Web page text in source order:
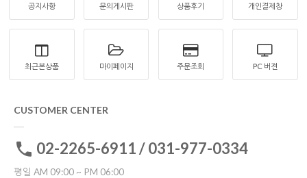
공지사항 문의게시판 상품후기 개인결제창
최근본상품 마이페이지 주문조회 PC 버젼
CUSTOMER CENTER
02-2265-6911 / 031-977-0334
평일 AM 09:00 ~ PM 06:00